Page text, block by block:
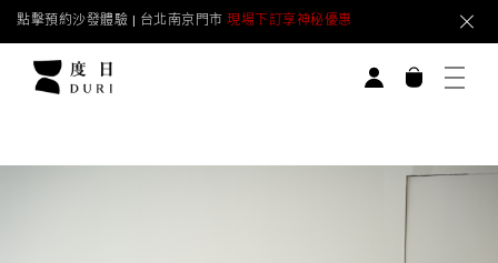
點擊預約沙發體驗 | 台北南京門市 現場下訂享神秘優惠 一對
度
日